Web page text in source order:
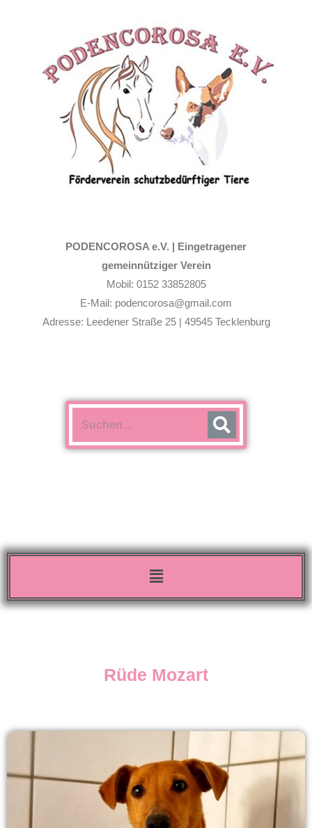
PODENCOROSA e.V. | Eingetragener
gemeinnütziger Verein
Mobil: 0152 33852805
E-Mail: podencorosa@gmail.com
Adresse: Leedener Straße 25 | 49545 Tecklenburg
Menü
Rüde Mozart